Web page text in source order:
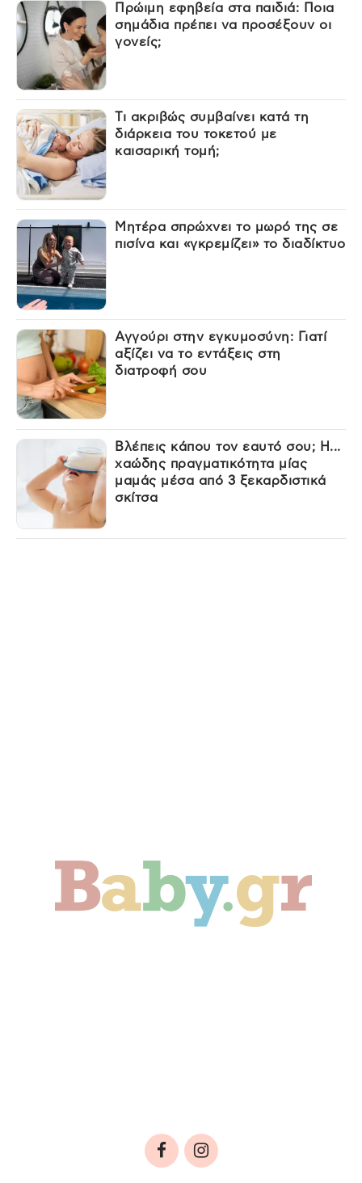
Πρώιμη εφηβεία στα παιδιά: Ποια
σημάδια πρέπει να προσέξουν οι
γονείς;
Τι ακριβώς συμβαίνει κατά τη
διάρκεια του τοκετού με
καισαρική τομή;
Μητέρα σπρώχνει το μωρό της σε
πισίνα και «γκρεμίζει» το διαδίκτυο
Αγγούρι στην εγκυμοσύνη: Γιατί
αξίζει να το εντάξεις στη
διατροφή σου
Βλέπεις κάπου τον εαυτό σου; Η...
χαώδης πραγματικότητα μίας
μαμάς μέσα από 3 ξεκαρδιστικά
σκίτσα